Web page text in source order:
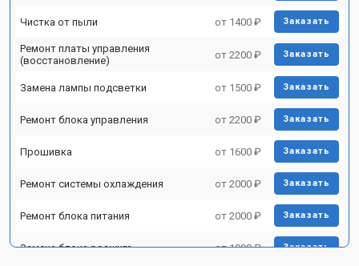
Чистка от пыли от 1400 ₽ Заказать
Ремонт платы управления
(восстановление)
от 2200 ₽ Заказать
Замена лампы подсветки от 1500 ₽ Заказать
Ремонт блока управления от 2200 ₽ Заказать
Прошивка от 1600 ₽ Заказать
Ремонт системы охлаждения от 2000 ₽ Заказать
Ремонт блока питания от 2000 ₽ Заказать
Замена блока розжига от 1900 ₽ Заказать